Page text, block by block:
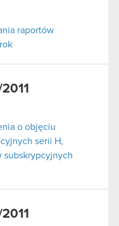
raportów
o objęciu
serii H,
subskrypcyjnych